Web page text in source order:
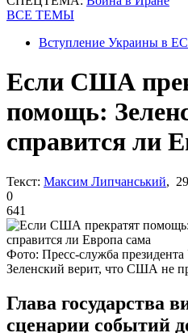
ВСЕ ТЕМЫ
Вступление Украины в ЕС
Если США
помощь:
справится ли
Текст: Максим Липчанський,
0
641
Фото: Пресс-служба президента
Зеленский верит, что США не
Глава государства
сценарии событий